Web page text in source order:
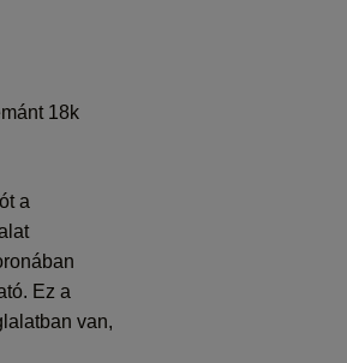
18k
a
Ez a
van,